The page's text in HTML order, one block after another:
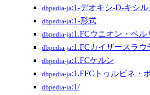
dbpedia-ja:1-デオキシ-D-キシ
dbpedia-ja:1-形式
dbpedia-ja:1.FCウニオン・ベル
dbpedia-ja:1.FCカイザースラウ
dbpedia-ja:1.FCケルン
dbpedia-ja:1.FFCトゥルビネ・
dbpedia-ja:1/